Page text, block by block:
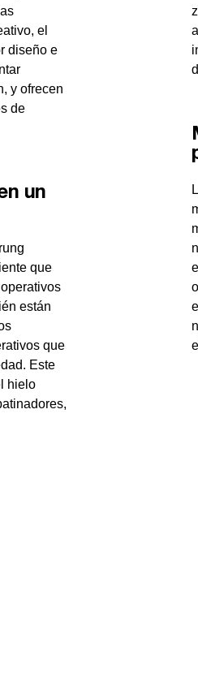
el
diseño e
y ofrecen
de
un
que
están
que
Este
hielo